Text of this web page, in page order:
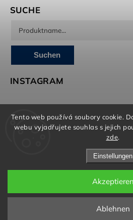
Tento web používá soubory cookie.
webu vyjadřujete souhlas s jejich
zde.
Einstellungen
Ablehnen
Akzeptieren
SUCHE
Suchen
INSTAGRAM
Brandedguys.com kümmert sich
und Grafik
Copyright 2026Born To Swim.
Cookie-